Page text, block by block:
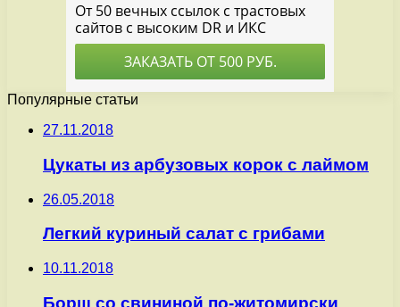
Популярные статьи
27.11.2018
Цукаты из арбузовых корок с лаймом
26.05.2018
Легкий куриный салат с грибами
10.11.2018
Борщ со свининой по-житомирски